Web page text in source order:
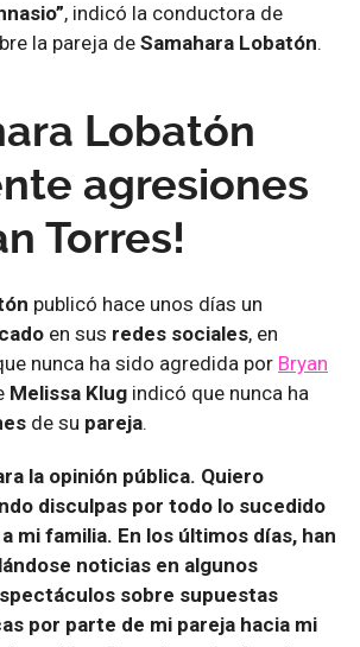
, indicó la conductora de
la pareja deSamahara Lobatón.
Lobatón
agresiones
Torres!
publicó hace unos días un
en sus redes sociales, en
nunca ha sido agredida por Bryan
Melissa Klug indicó que nunca ha
de su pareja.
la opinión pública. Quiero
disculpas por todo lo sucedido
mi familia. En los últimos días, han
noticias en algunos
sobre supuestas
por parte de mi pareja hacia mi